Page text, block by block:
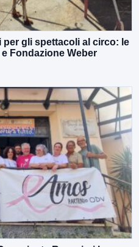
gli spettacoli al circo: le
Fondazione Weber